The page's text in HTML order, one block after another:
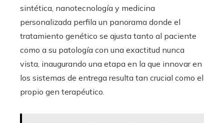
sintética, nanotecnología y medicina
personalizada perfila un panorama donde el
tratamiento genético se ajusta tanto al paciente
como a su patología con una exactitud nunca
vista, inaugurando una etapa en la que innovar en
los sistemas de entrega resulta tan crucial como el
propio gen terapéutico.